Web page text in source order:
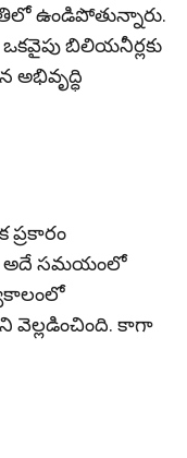
ఉండిపోతున్నారు.
బిలియనీర్లకు
అభివృద్ధి
ప్రకారం
అదే సమయంలో
వెల్లడించింది. కాగా